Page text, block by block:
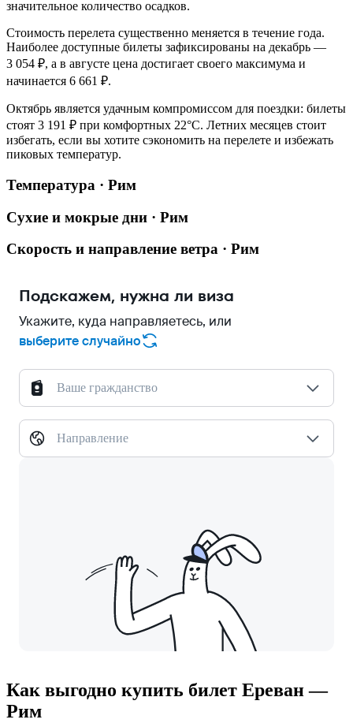
значительное количество осадков.
Стоимость перелета существенно меняется в течение года.
Наиболее доступные билеты зафиксированы на декабрь —
3 054 ₽, а в августе цена достигает своего максимума и
начинается 6 661 ₽.
Октябрь является удачным компромиссом для поездки: билеты
стоят 3 191 ₽ при комфортных 22°C. Летних месяцев стоит
избегать, если вы хотите сэкономить на перелете и избежать
пиковых температур.
Температура · Рим
Сухие и мокрые дни · Рим
Скорость и направление ветра · Рим
Подскажем, нужна ли виза
Укажите, куда направляетесь, или
выберите случайно
Ваше гражданство
Направление
Как выгодно купить билет Ереван —
Рим